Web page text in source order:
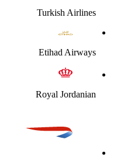
Turkish
Etihad
Royal